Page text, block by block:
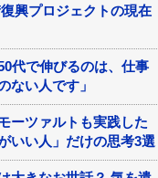
興プロジェクトの現在
代で伸びるのは、仕事
ない人です」
ーツァルトも実践した
いい人」だけの思考3選